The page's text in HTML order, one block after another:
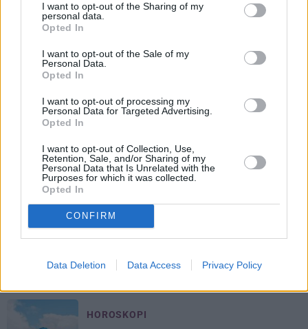
I want to opt-out of the Sharing of my
personal data.
Opted In
I want to opt-out of the Sale of my
Personal Data.
Opted In
I want to opt-out of processing my
Personal Data for Targeted Advertising.
Opted In
I want to opt-out of Collection, Use,
Retention, Sale, and/or Sharing of my
Personal Data that Is Unrelated with the
Purposes for which it was collected.
Opted In
CONFIRM
Data Deletion Data Access Privacy Policy
Nokavēju sapulci, atvēru nepareizo čatu
KULTŪRA
Ērģeles pludmalē, cirks Rīgā un teātris
Valmierā: kur doties šajās brīvdienās?
PĀRDOMĀM
«Citiem iet vēl sliktāk» nav nekāds
mierinājums. Skaidro Diāna Zande
HOROSKOPI